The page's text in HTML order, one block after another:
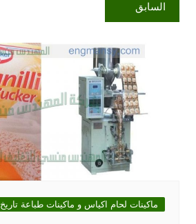
السابق
ماكينات لحام اكياس و ماكينات طباعة تاريخ